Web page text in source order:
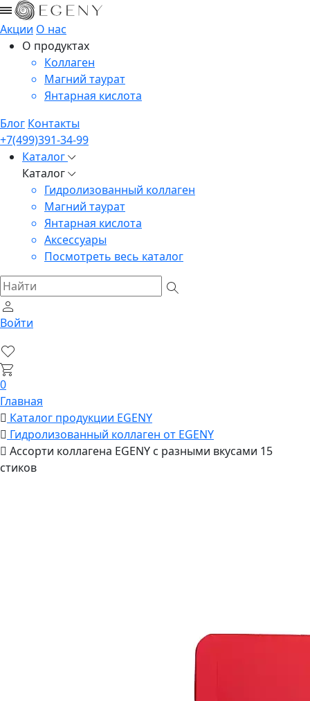
Акции О нас
О продуктах
Коллаген
Магний таурат
Янтарная кислота
Блог Контакты
+7(499)391-34-99
Каталог
Каталог
Гидролизованный коллаген
Магний таурат
Янтарная кислота
Аксессуары
Посмотреть весь каталог
Войти
0
Главная
Каталог продукции EGENY
Гидролизованный коллаген от EGENY
Ассорти коллагена EGENY с разными вкусами 15
стиков